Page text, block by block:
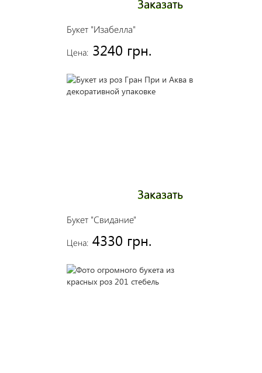
Букет "Изабелла"
Цена: 3240 грн.
Букет "Свидание"
Цена: 4330 грн.
Заказать